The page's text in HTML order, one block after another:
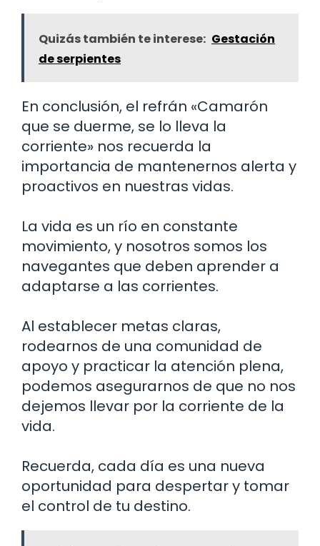
Quizás también te interese: Gestación
de serpientes
En conclusión, el refrán «Camarón
que se duerme, se lo lleva la
corriente» nos recuerda la
importancia de mantenernos alerta y
proactivos en nuestras vidas.
La vida es un río en constante
movimiento, y nosotros somos los
navegantes que deben aprender a
adaptarse a las corrientes.
Al establecer metas claras,
rodearnos de una comunidad de
apoyo y practicar la atención plena,
podemos asegurarnos de que no nos
dejemos llevar por la corriente de la
vida.
Recuerda, cada día es una nueva
oportunidad para despertar y tomar
el control de tu destino.